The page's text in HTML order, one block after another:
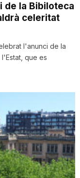
de la Bibiloteca
celeritat
l'anunci de la
que es